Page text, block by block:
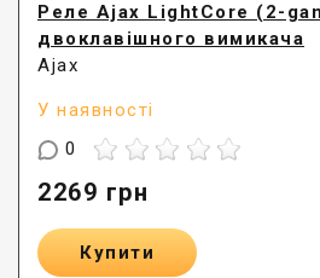
Реле Ajax LightCore (2-
двоклавішного вимикача
Ajax
У наявності
0
2269 грн
Купити